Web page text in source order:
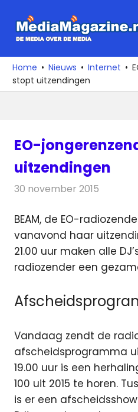
naar
media
over
de
Home Nieuws Internet
stopt uitzendingen
EO-
uitzendingen
30 november 2015
BEAM, de EO-
vanavond haar
21.00 uur maken alle
radiozender een
Vandaag zendt de
afscheidsprogramma
19.00 uur is een
100 uit 2015 te horen.
is er een